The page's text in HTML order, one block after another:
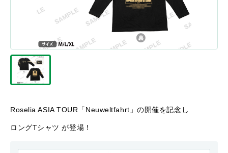
Roselia ASIA TOUR「Neuweltfahrt」の開催を記念し
ロングTシャツ が登場！